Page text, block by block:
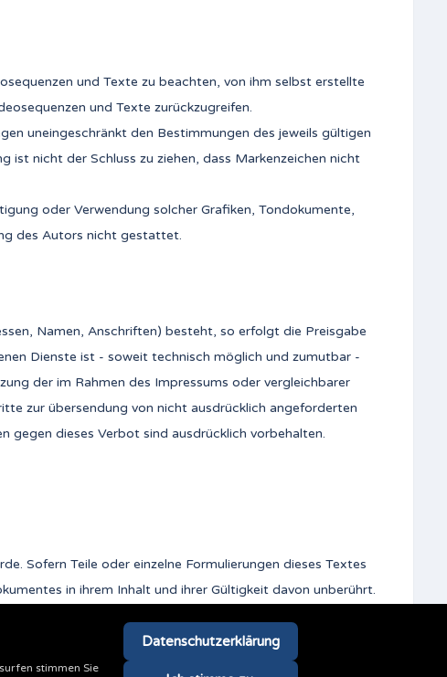
und Texte zu beachten, von ihm selbst erstellte
und Texte zurückzugreifen.
uneingeschränkt den Bestimmungen des jeweils gültigen
ist nicht der Schluss zu ziehen, dass Markenzeichen nicht
oder Verwendung solcher Grafiken, Tondokumente,
des Autors nicht gestattet.
Namen, Anschriften) besteht, so erfolgt die Preisgabe
Dienste ist - soweit technisch möglich und zumutbar -
der im Rahmen des Impressums oder vergleichbarer
zur übersendung von nicht ausdrücklich angeforderten
dieses Verbot sind ausdrücklich vorbehalten.
Sofern Teile oder einzelne Formulierungen dieses Textes
in ihrem Inhalt und ihrer Gültigkeit davon unberührt.
stimmen Sie
Datenschutzerklärung